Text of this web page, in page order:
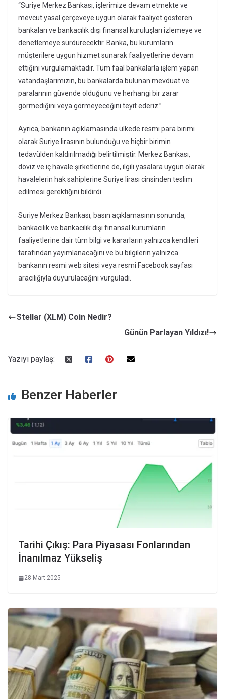
“Suriye Merkez Bankası, işlerimize devam etmekte ve
mevcut yasal çerçeveye uygun olarak faaliyet gösteren
bankaları ve bankacılık dışı finansal kuruluşları izlemeye ve
denetlemeye sürdürecektir. Banka, bu kurumların
müşterilere uygun hizmet sunarak faaliyetlerine devam
ettiğini vurgulamaktadır. Tüm faal bankalarla işlem yapan
vatandaşlarımızın, bu bankalarda bulunan mevduat ve
paralarının güvende olduğunu ve herhangi bir zarar
görmediğini veya görmeyeceğini teyit ederiz.”
Ayrıca, bankanın açıklamasında ülkede resmi para birimi
olarak Suriye lirasının bulunduğu ve hiçbir birimin
tedavülden kaldırılmadığı belirtilmiştir. Merkez Bankası,
döviz ve iç havale şirketlerine de, ilgili yasalara uygun olarak
havalelerin hak sahiplerine Suriye lirası cinsinden teslim
edilmesi gerektiğini bildirdi.
Suriye Merkez Bankası, basın açıklamasının sonunda,
bankacılık ve bankacılık dışı finansal kurumların
faaliyetlerine dair tüm bilgi ve kararların yalnızca kendileri
tarafından yayımlanacağını ve bu bilgilerin yalnızca
bankanın resmi web sitesi veya resmi Facebook sayfası
aracılığıyla duyurulacağını vurguladı.
Stellar (XLM) Coin Nedir?
Günün Parlayan Yıldızı!
Yazıyı paylaş:
Benzer Haberler
Tarihi Çıkış: Para Piyasası Fonlarından
İnanılmaz Yükseliş
28 Mart 2025